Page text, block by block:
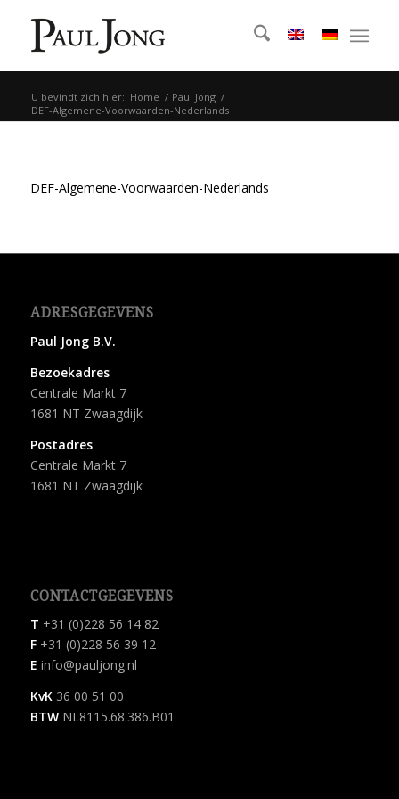
U bevindt zich hier: Home / Paul Jong /
DEF-Algemene-Voorwaarden-Nederlands
DEF-Algemene-Voorwaarden-Nederlands
ADRESGEGEVENS
Paul Jong B.V.
Bezoekadres
Centrale Markt 7
1681 NT Zwaagdijk
Postadres
Centrale Markt 7
1681 NT Zwaagdijk
CONTACTGEGEVENS
T +31 (0)228 56 14 82
F+31 (0)228 56 39 12
E info@pauljong.nl
KvK36 00 51 00
BTWNL8115.68.386.B01